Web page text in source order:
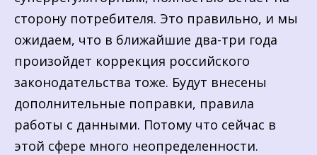
сторону потребителя. Это правильно, и мы
ожидаем, что в ближайшие два-три года
произойдет коррекция российского
законодательства тоже. Будут внесены
дополнительные поправки, правила
работы с данными. Потому что сейчас в
этой сфере много неопределенности.